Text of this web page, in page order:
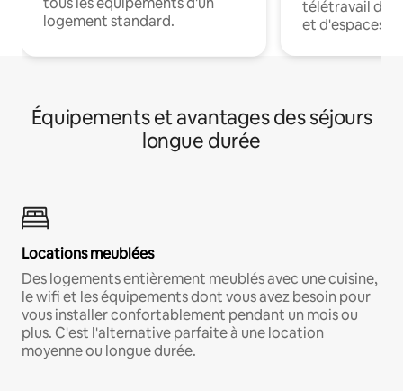
logement standard.
télétravail
et d'espaces
Équipements et avantages des séjours
longue durée
Locations meublées
Des logements entièrement meublés avec une cuisine,
le wifi et les équipements dont vous avez besoin pour
vous installer confortablement pendant un mois ou
plus. C'est l'alternative parfaite à une location
moyenne ou longue durée.